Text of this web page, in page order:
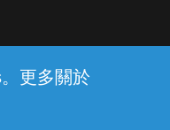
更多關於